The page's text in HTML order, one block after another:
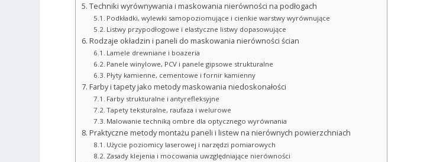
Techniki wyrównywania i maskowania nierówności na podłogach
Podkładki, wylewki samopoziomujące i cienkie warstwy wyrównujące
Listwy przypodłogowe i elastyczne listwy dopasowujące
Rodzaje okładzin i paneli do maskowania nierówności ścian
Lamele drewniane i boazeria
Panele winylowe, PCV i panele gipsowe strukturalne
Płyty kamienne, cementowe i fornir kamienny
Farby i tapety jako metody maskowania niedoskonałości
Farby strukturalne i antyrefleksyjne
Tapety teksturalne, raufaza i welurowe
Malowanie techniką ombre dla optycznego wyrównania
Praktyczne metody montażu paneli i listew na nierównych powierzchniach
Użycie poziomicy laserowej i narzędzi pomiarowych
Zasady klejenia i mocowania uwzględniające nierówności